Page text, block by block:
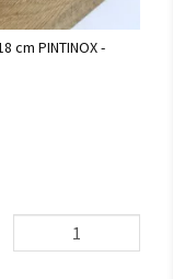
cm PINTINOX -